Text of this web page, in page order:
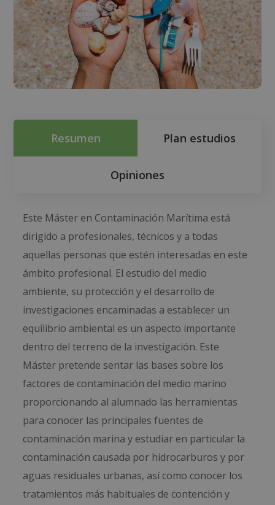
Resumen Plan estudios
Opiniones
Este Máster en Contaminación Marítima está
dirigido a profesionales, técnicos y a todas
aquellas personas que estén interesadas en este
ámbito profesional. El estudio del medio
ambiente, su protección y el desarrollo de
investigaciones encaminadas a establecer un
equilibrio ambiental es un aspecto importante
dentro del terreno de la investigación. Este
Máster pretende sentar las bases sobre los
factores de contaminación del medio marino
proporcionando al alumnado las herramientas
para conocer las principales fuentes de
contaminación marina y estudiar en particular la
contaminación causada por hidrocarburos y por
aguas residuales urbanas, así como conocer los
tratamientos más habituales de contención y